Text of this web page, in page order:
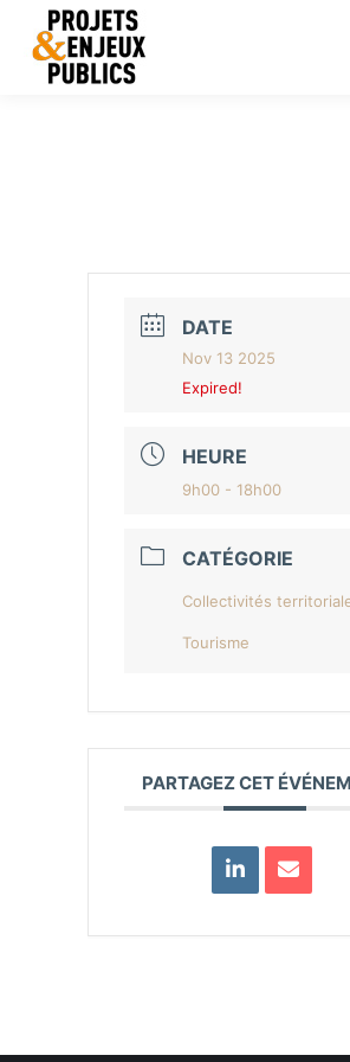
DATE
Nov 13 2025
Expired!
HEURE
9h00 - 18h00
CATÉGORIE
Collectivités
Tourisme
PARTAGEZ CET